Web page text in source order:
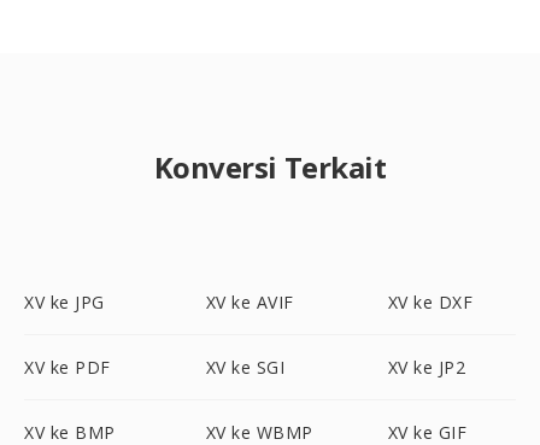
Konversi Terkait
XV ke JPG XV ke AVIF XV ke DXF
XV ke PDF XV ke SGI XV ke JP2
XV ke BMP XV ke WBMP XV ke GIF